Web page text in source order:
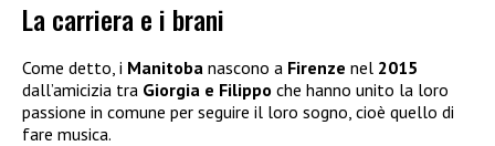
La carriera e i brani
Come detto, i Manitoba nascono a Firenze nel 2015
dall’amicizia tra Giorgia e Filippo che hanno unito la loro
passione in comune per seguire il loro sogno, cioè quello di
fare musica.